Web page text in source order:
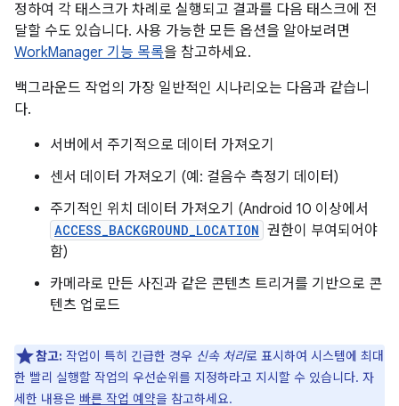
정하여 각 태스크가 차례로 실행되고 결과를 다음 태스크에 전
달할 수도 있습니다. 사용 가능한 모든 옵션을 알아보려면
WorkManager 기능 목록을 참고하세요.
백그라운드 작업의 가장 일반적인 시나리오는 다음과 같습니
다.
서버에서 주기적으로 데이터 가져오기
센서 데이터 가져오기 (예: 걸음수 측정기 데이터)
주기적인 위치 데이터 가져오기 (Android 10 이상에서
ACCESS_BACKGROUND_LOCATION 권한이 부여되어야
함)
카메라로 만든 사진과 같은 콘텐츠 트리거를 기반으로 콘
텐츠 업로드
참고: 작업이 특히 긴급한 경우 신속 처리로 표시하여 시스템에 최대
한 빨리 실행할 작업의 우선순위를 지정하라고 지시할 수 있습니다. 자
세한 내용은 빠른 작업 예약을 참고하세요.